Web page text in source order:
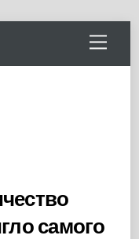
Menu
самого